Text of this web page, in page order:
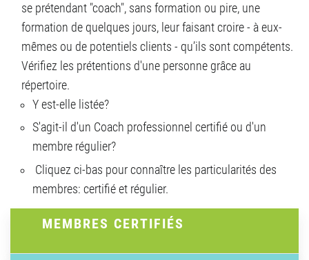
se prétendant "coach", sans formation ou pire, une
formation de quelques jours, leur faisant croire - à eux-
mêmes ou de potentiels clients - qu’ils sont compétents.
Vérifiez les prétentions d'une personne grâce au
répertoire.
Y est-elle listée?
S'agit-il d'un Coach professionnel certifié ou d'un
membre régulier?
Cliquez ci-bas pour connaître les particularités des
membres: certifié et régulier.
MEMBRES CERTIFIÉS